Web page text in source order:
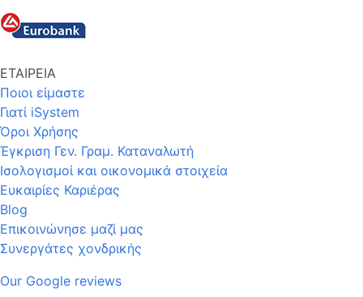
ΕΤΑΙΡΕΙΑ
Ποιοι είμαστε
Γιατί iSystem
Όροι Χρήσης
Έγκριση Γεν. Γραμ. Καταναλωτή
Ισολογισμοί και οικονομικά στοιχεία
Ευκαιρίες Καριέρας
Blog
Επικοινώνησε μαζί μας
Συνεργάτες χονδρικής
Our Google reviews